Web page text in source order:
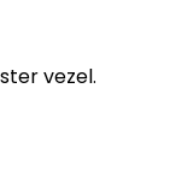
vezel.